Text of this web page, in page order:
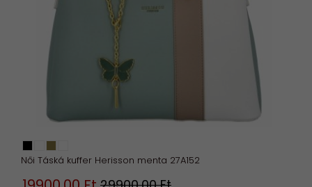
több
Női Táská kuffer Herisson menta 27A152